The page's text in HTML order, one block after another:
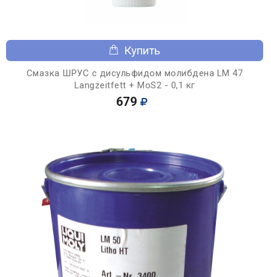
Купить
Смазка ШРУС с дисульфидом молибдена LM 47
Langzeitfett + MoS2 - 0,1 кг
679